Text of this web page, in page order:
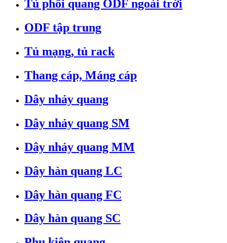
Tủ phối quang ODF ngoài trời
ODF tập trung
Tủ mạng, tủ rack
Thang cáp, Máng cáp
Dây nhảy quang
Dây nhảy quang SM
Dây nhảy quang MM
Dây hàn quang LC
Dây hàn quang FC
Dây hàn quang SC